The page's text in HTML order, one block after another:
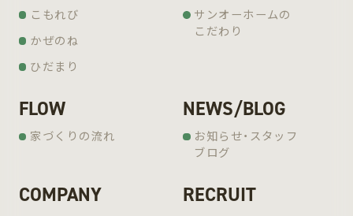
こもれび
かぜのね
ひだまり
サンオーホームの
こだわり
FLOW
家づくりの流れ
NEWS/BLOG
お知らせ・スタッフ
ブログ
COMPANY RECRUIT